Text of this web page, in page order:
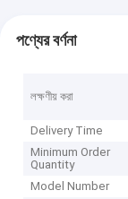
পণ্যের বর্ণনা
লক্ষণীয় করা
Delivery Time
Minimum Order
Quantity
Model Number